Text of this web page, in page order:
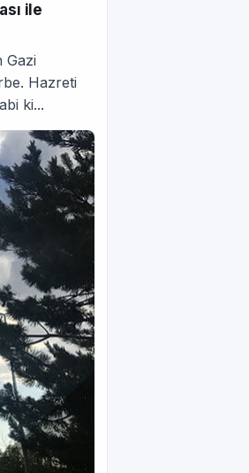
ile
Gazi
Hazreti
ki...